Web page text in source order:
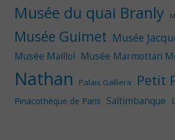
Musée du quai Branly
Musée Guimet Musée
Musée Maillol Musée Marmottan
Nathan Palais Galliera Petit
Pinacothèque de Paris Saltimbanque